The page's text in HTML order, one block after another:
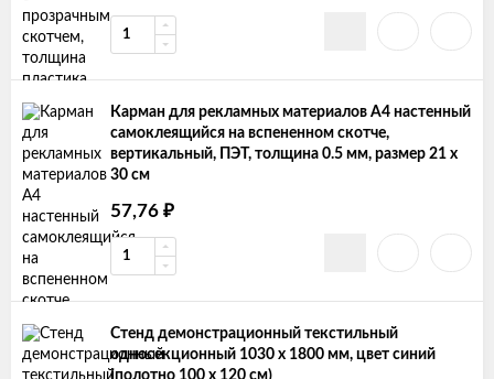
Карман для рекламных материалов А4 настенный
самоклеящийся на вспененном скотче,
вертикальный, ПЭТ, толщина 0.5 мм, размер 21 х
30 см
57,76 ₽
Стенд демонстрационный текстильный
односекционный 1030 х 1800 мм, цвет синий
(полотно 100 х 120 см)